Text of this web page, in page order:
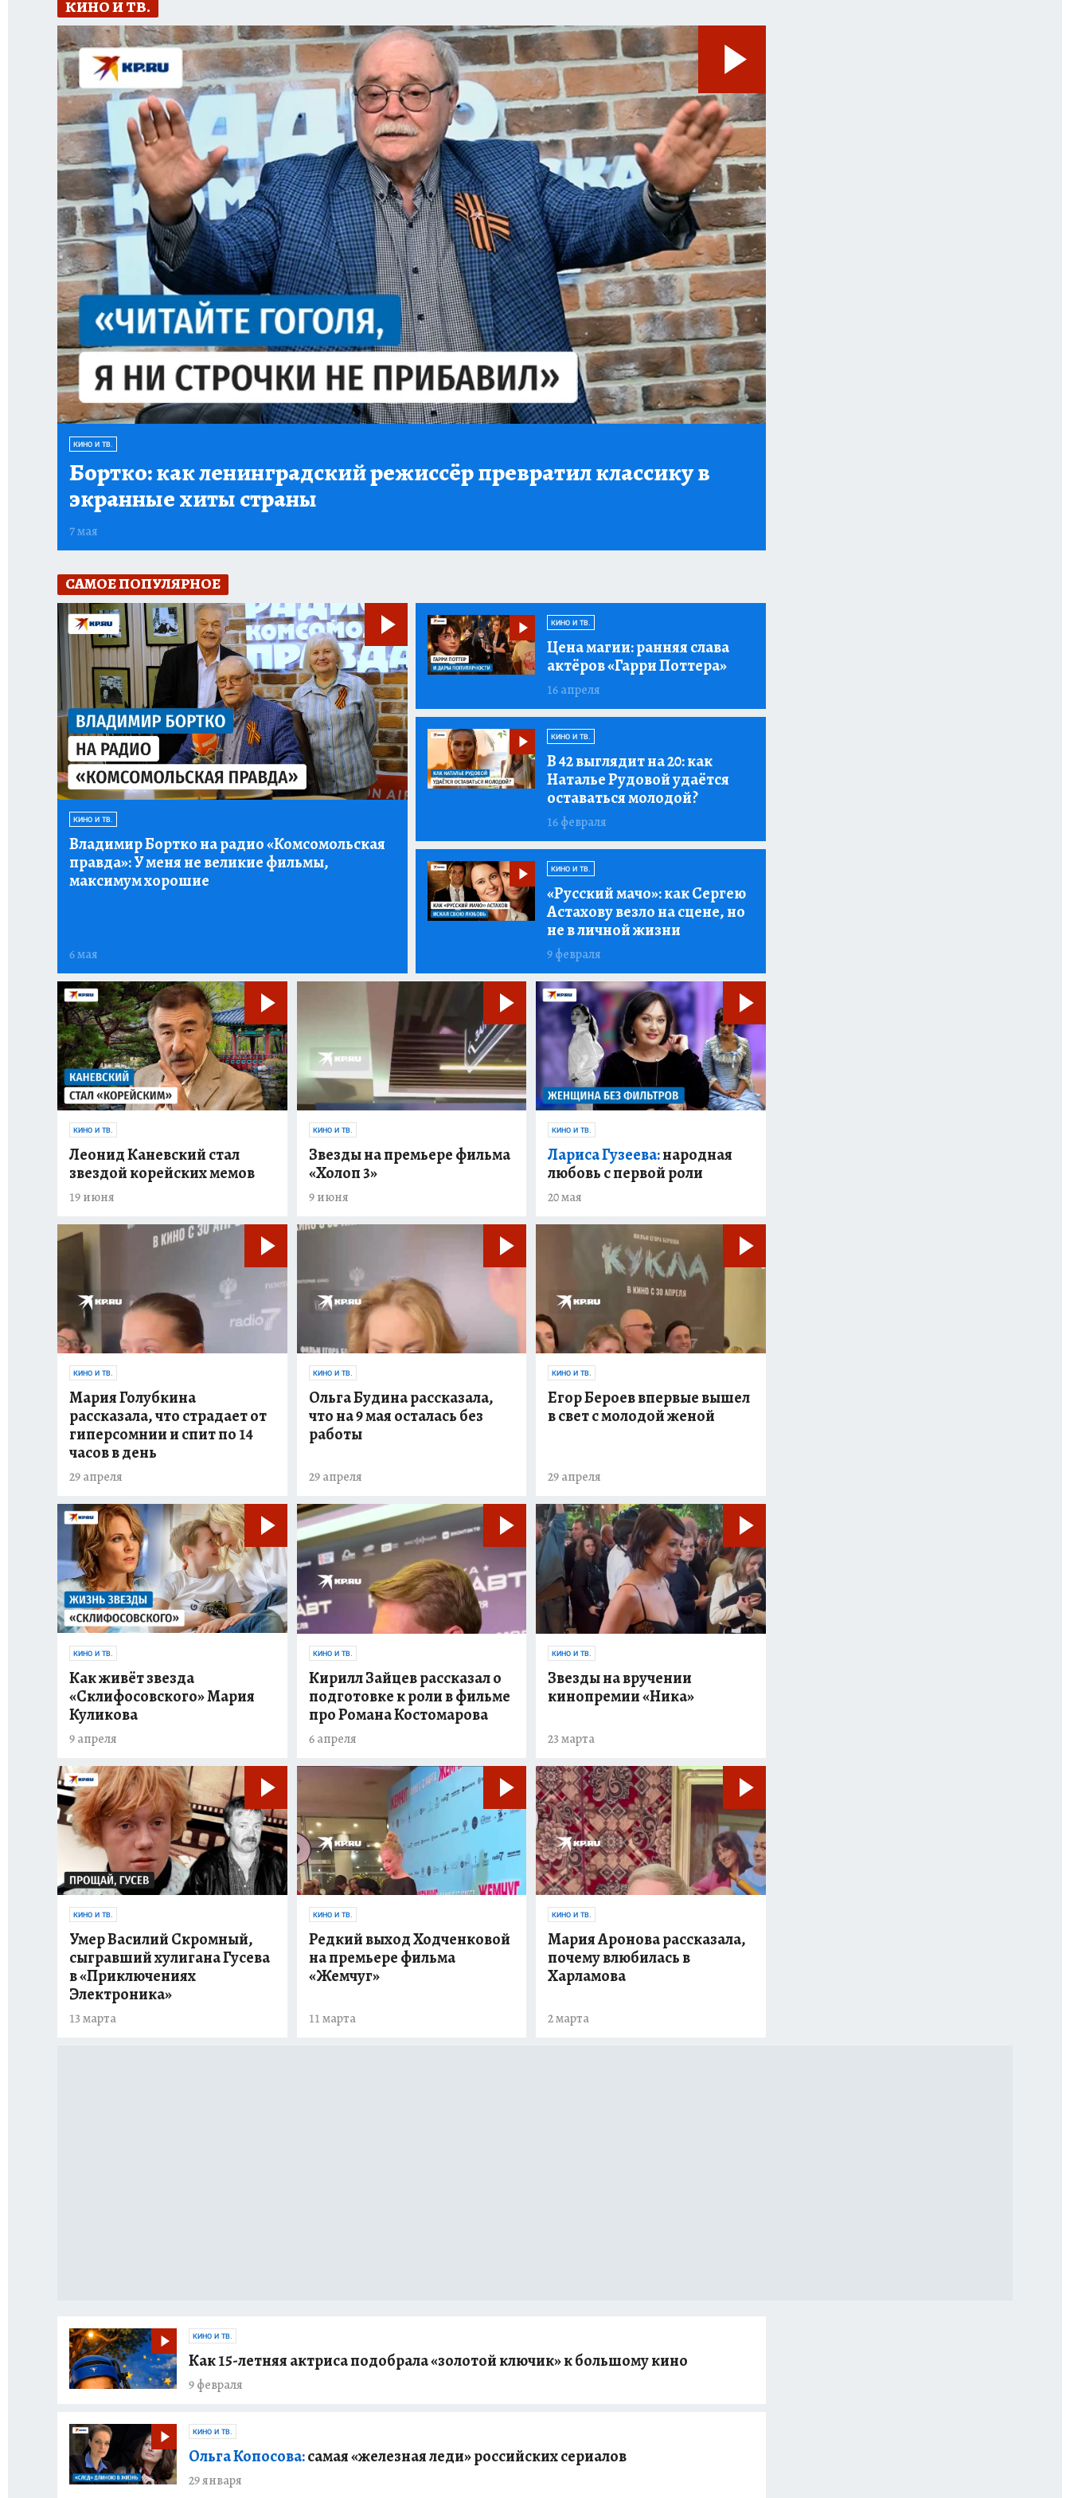
ИСПЫТАНО НА СЕБЕ
КИНО И ТВ.
КИНО И ТВ.
Бортко:как ленинградский режиссёр превратил классику в
экранные хиты страны
7 мая
САМОЕ ПОПУЛЯРНОЕ
КИНО И ТВ.
Владимир Бортко на радио «Комсомольская
правда»:У меня не великие фильмы,
максимум хорошие
6 мая
КИНО И ТВ.
Цена магии:ранняя слава
актёров «Гарри Поттера»
16 апреля
КИНО И ТВ.
В 42 выглядит на 20:как
Наталье Рудовой удаётся
оставаться молодой?
16 февраля
КИНО И ТВ.
«Русский мачо»:как Сергею
Астахову везло на сцене, но
не в личной жизни
9 февраля
КИНО И ТВ.
Леонид Каневский стал
звездой корейских мемов
19 июня
КИНО И ТВ.
Звезды на премьере фильма
«Холоп 3»
9 июня
КИНО И ТВ.
Лариса Гузеева:народная
любовь с первой роли
20 мая
КИНО И ТВ.
Мария Голубкина
рассказала, что страдает от
гиперсомнии и спит по 14
часов в день
29 апреля
КИНО И ТВ.
Ольга Будина рассказала,
что на 9 мая осталась без
работы
29 апреля
КИНО И ТВ.
Егор Бероев впервые вышел
в свет с молодой женой
29 апреля
КИНО И ТВ.
Как живёт звезда
«Склифосовского» Мария
Куликова
9 апреля
КИНО И ТВ.
Кирилл Зайцев рассказал о
подготовке к роли в фильме
про Романа Костомарова
6 апреля
КИНО И ТВ.
Звезды на вручении
кинопремии «Ника»
23 марта
КИНО И ТВ.
Умер Василий Скромный,
сыгравший хулигана Гусева
в «Приключениях
Электроника»
13 марта
КИНО И ТВ.
Редкий выход Ходченковой
на премьере фильма
«Жемчуг»
11 марта
КИНО И ТВ.
Мария Аронова рассказала,
почему влюбилась в
Харламова
2 марта
КИНО И ТВ.
Как 15-летняя актриса подобрала «золотой ключик» к большому кино
9 февраля
КИНО И ТВ.
Ольга Копосова:самая «железная леди» российских сериалов
29 января